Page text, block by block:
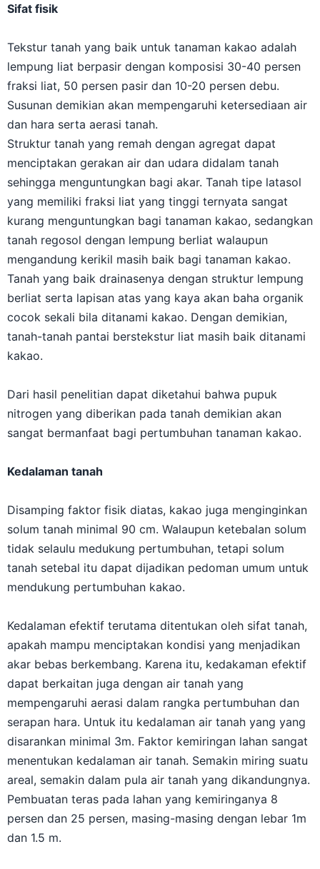
Sifat fisik
Tekstur tanah yang baik untuk tanaman kakao adalah
lempung liat berpasir dengan komposisi 30-40 persen
fraksi liat, 50 persen pasir dan 10-20 persen debu.
Susunan demikian akan mempengaruhi ketersediaan air
dan hara serta aerasi tanah.
Struktur tanah yang remah dengan agregat dapat
menciptakan gerakan air dan udara didalam tanah
sehingga menguntungkan bagi akar. Tanah tipe latasol
yang memiliki fraksi liat yang tinggi ternyata sangat
kurang menguntungkan bagi tanaman kakao, sedangkan
tanah regosol dengan lempung berliat walaupun
mengandung kerikil masih baik bagi tanaman kakao.
Tanah yang baik drainasenya dengan struktur lempung
berliat serta lapisan atas yang kaya akan baha organik
cocok sekali bila ditanami kakao. Dengan demikian,
tanah-tanah pantai berstekstur liat masih baik ditanami
kakao.
Dari hasil penelitian dapat diketahui bahwa pupuk
nitrogen yang diberikan pada tanah demikian akan
sangat bermanfaat bagi pertumbuhan tanaman kakao.
Kedalaman tanah
Disamping faktor fisik diatas, kakao juga menginginkan
solum tanah minimal 90 cm. Walaupun ketebalan solum
tidak selaulu medukung pertumbuhan, tetapi solum
tanah setebal itu dapat dijadikan pedoman umum untuk
mendukung pertumbuhan kakao.
Kedalaman efektif terutama ditentukan oleh sifat tanah,
apakah mampu menciptakan kondisi yang menjadikan
akar bebas berkembang. Karena itu, kedakaman efektif
dapat berkaitan juga dengan air tanah yang
mempengaruhi aerasi dalam rangka pertumbuhan dan
serapan hara. Untuk itu kedalaman air tanah yang yang
disarankan minimal 3m. Faktor kemiringan lahan sangat
menentukan kedalaman air tanah. Semakin miring suatu
areal, semakin dalam pula air tanah yang dikandungnya.
Pembuatan teras pada lahan yang kemiringanya 8
persen dan 25 persen, masing-masing dengan lebar 1m
dan 1.5 m.